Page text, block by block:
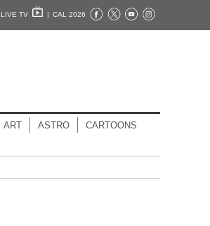
LIVE TV | CAL 2026
ART ASTRO CARTOONS